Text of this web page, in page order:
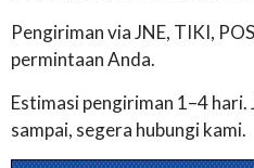
Pengiriman via JNE, TIKI,
permintaan Anda.
Estimasi pengiriman 1–4 hari.
sampai, segera hubungi kami.